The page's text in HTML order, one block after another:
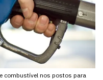
combustível nos postos para